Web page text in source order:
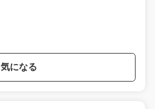
気になる